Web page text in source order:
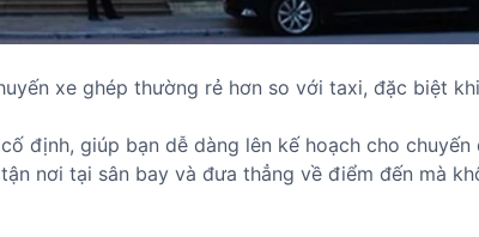
xe ghép thường rẻ hơn so với taxi, đặc biệt
định, giúp bạn dễ dàng lên kế hoạch cho chuyến
nơi tại sân bay và đưa thẳng về điểm đến mà